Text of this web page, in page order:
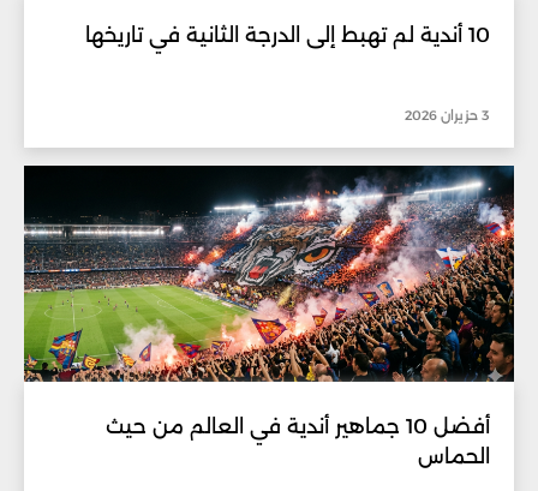
10 أندية لم تهبط إلى الدرجة الثانية في تاريخها
3 حزيران 2026
أفضل 10 جماهير أندية في العالم من حيث
الحماس